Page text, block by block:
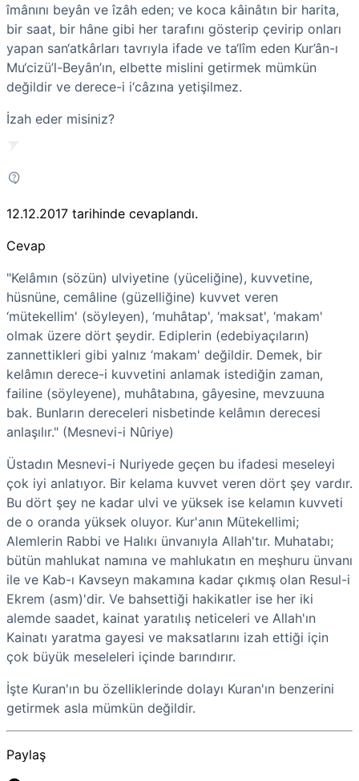
îmânını beyân ve îzâh eden; ve koca kâinâtın bir harita,
bir saat, bir hâne gibi her tarafını gösterip çevirip onları
yapan san‘atkârları tavrıyla ifade ve ta‘lîm eden Kur’ân-ı
Mu‘cizü’l-Beyân’ın, elbette mislini getirmek mümkün
değildir ve derece-i i‘câzına yetişilmez.
İzah eder misiniz?
12.12.2017 tarihinde cevaplandı.
Cevap
"Kelâmın (sözün) ulviyetine (yüceliğine), kuvvetine,
hüsnüne, cemâline (güzelliğine) kuvvet veren
‘mütekellim' (söyleyen), ‘muhâtap', ‘maksat', ‘makam'
olmak üzere dört şeydir. Ediplerin (edebiyaçıların)
zannettikleri gibi yalnız ‘makam' değildir. Demek, bir
kelâmın derece-i kuvvetini anlamak istediğin zaman,
failine (söyleyene), muhâtabına, gâyesine, mevzuuna
bak. Bunların dereceleri nisbetinde kelâmın derecesi
anlaşılır." (Mesnevi-i Nûriye)
Üstadın Mesnevi-i Nuriyede geçen bu ifadesi meseleyi
çok iyi anlatıyor. Bir kelama kuvvet veren dört şey vardır.
Bu dört şey ne kadar ulvi ve yüksek ise kelamın kuvveti
de o oranda yüksek oluyor. Kur'anın Mütekellimi;
Alemlerin Rabbi ve Halıkı ünvanıyla Allah'tır. Muhatabı;
bütün mahlukat namına ve mahlukatın en meşhuru ünvanı
ile ve Kab-ı Kavseyn makamına kadar çıkmış olan Resul-i
Ekrem (asm)'dir. Ve bahsettiği hakikatler ise her iki
alemde saadet, kainat yaratılış neticeleri ve Allah'ın
Kainatı yaratma gayesi ve maksatlarını izah ettiği için
çok büyük meseleleri içinde barındırır.
İşte Kuran'ın bu özelliklerinde dolayı Kuran'ın benzerini
getirmek asla mümkün değildir.
Paylaş